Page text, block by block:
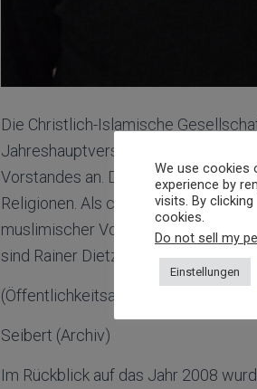
Die Christlich-Islamische
Jahreshauptversammlung durch. In
Vorstandes an. Die CIG hat laut
Religionen. Als christlicher
muslimischer Vorsitzender Mutaz
sind Rainer Dietz (Kassenwart),
(Öffentlichkeitsarbeit), Dr. Diaa
Seibert (Archiv)
Im Rückblick auf das Jahr 2008
We use cookies
experience by
visits. By
cookies.
Do not sell my
Einstellungen